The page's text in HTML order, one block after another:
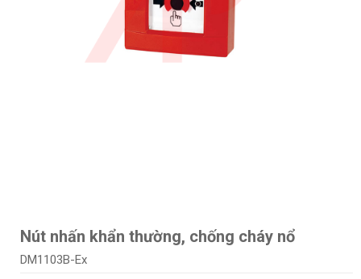
Nút nhấn khẩn thường, chống cháy nổ
DM1103B-Ex